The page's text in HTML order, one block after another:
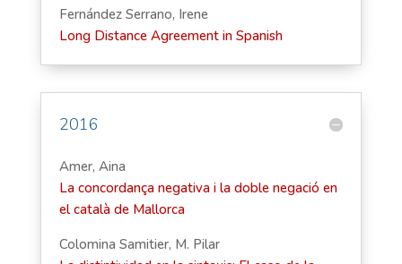
Fernández Serrano, Irene
Long Distance Agreement in Spanish
2016
Amer, Aina
La concordança negativa i la doble negació en
el català de Mallorca
Colomina Samitier, M. Pilar